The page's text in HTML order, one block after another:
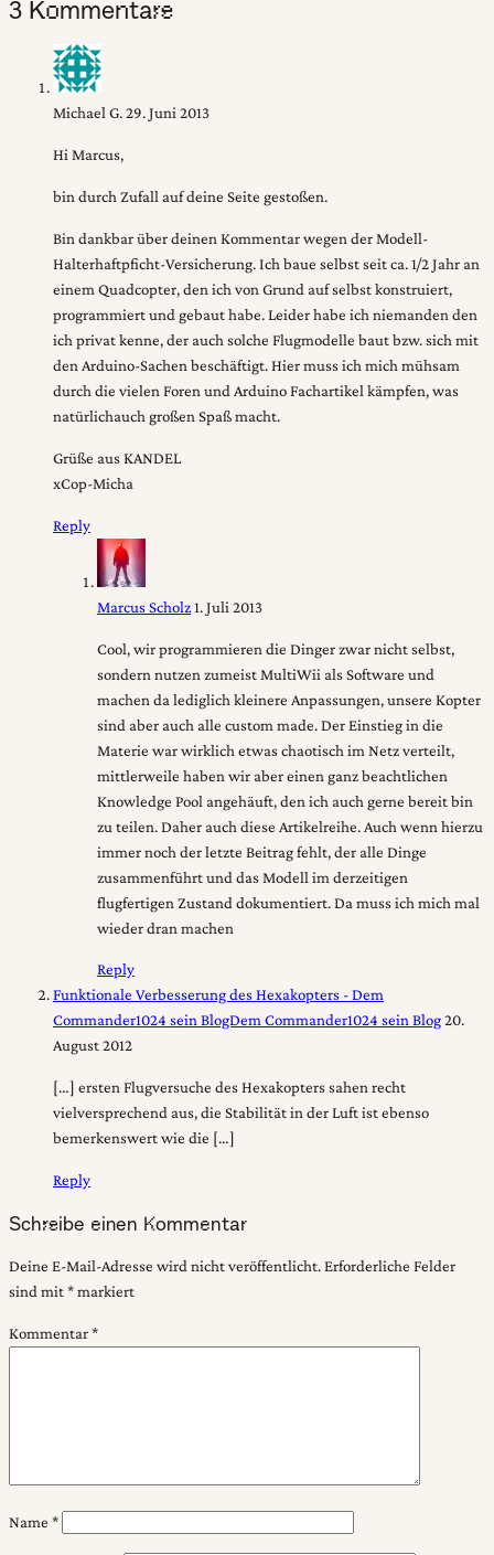
3 Kommentare
Michael G.29. Juni 2013
Hi Marcus,
bin durch Zufall auf deine Seite gestoßen.
Bin dankbar über deinen Kommentar wegen der Modell-
Halterhaftpficht-Versicherung. Ich baue selbst seit ca. 1/2 Jahr an
einem Quadcopter, den ich von Grund auf selbst konstruiert,
programmiert und gebaut habe.Leider habe ich niemanden den
ich privat kenne, der auch solche Flugmodelle baut bzw. sich mit
den Arduino-Sachen beschäftigt. Hier muss ich mich mühsam
durch die vielen Foren und Arduino Fachartikel kämpfen, was
natürlichauch großen Spaß macht.
Grüße aus KANDEL
xCop-Micha
Reply
Marcus Scholz1. Juli 2013
Cool, wir programmieren die Dinger zwar nicht selbst,
sondern nutzen zumeist MultiWii als Software und
machen da lediglich kleinere Anpassungen, unsere Kopter
sind aber auch alle custom made. Der Einstieg in die
Materie war wirklich etwas chaotisch im Netz verteilt,
mittlerweile haben wir aber einen ganz beachtlichen
Knowledge Pool angehäuft, den ich auch gerne bereit bin
zu teilen. Daher auch diese Artikelreihe. Auch wenn hierzu
immer noch der letzte Beitrag fehlt, der alle Dinge
zusammenführt und das Modell im derzeitigen
flugfertigen Zustand dokumentiert. Da muss ich mich mal
wieder dran machen
Reply
Funktionale Verbesserung des Hexakopters - Dem
Commander1024 sein BlogDem Commander1024 sein Blog20.
August 2012
[…] ersten Flugversuche des Hexakopters sahen recht
vielversprechend aus, die Stabilität in der Luft ist ebenso
bemerkenswert wie die […]
Reply
Schreibe einen Kommentar
Deine E-Mail-Adresse wird nicht veröffentlicht.Erforderliche Felder
sind mit*markiert
Kommentar*
Name *